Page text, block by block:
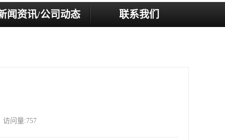
闻资讯/公司动态 联系我们
问量:757